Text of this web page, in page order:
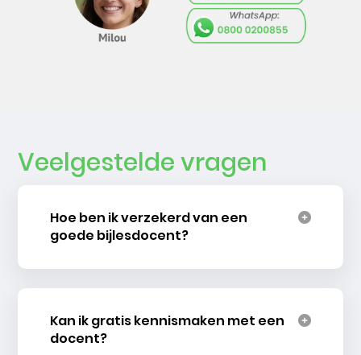
Veelgestelde vragen
Hoe ben ik verzekerd van een
goede bijlesdocent?
Kan ik gratis kennismaken met een
docent?